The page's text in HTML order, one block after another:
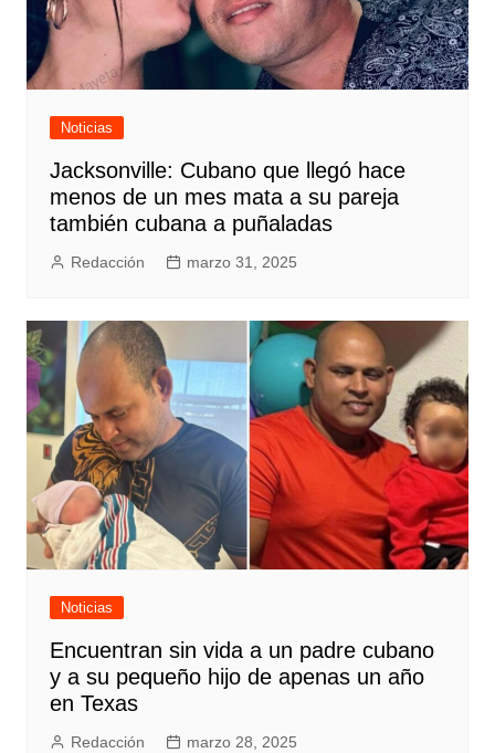
Noticias
Jacksonville: Cubano que llegó hace
menos de un mes mata a su pareja
también cubana a puñaladas
Redacción marzo 31, 2025
Noticias
Encuentran sin vida a un padre cubano
y a su pequeño hijo de apenas un año
en Texas
Redacción marzo 28, 2025